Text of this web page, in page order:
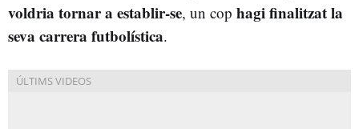
voldria tornar a establir-se, un cop hagi finalitzat la
seva carrera futbolística.